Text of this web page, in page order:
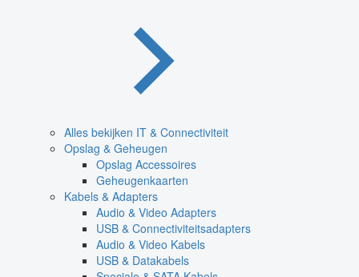
Alles bekijken IT & Connectiviteit
Opslag & Geheugen
Opslag Accessoires
Geheugenkaarten
Kabels & Adapters
Audio & Video Adapters
USB & Connectiviteitsadapters
Audio & Video Kabels
USB & Datakabels